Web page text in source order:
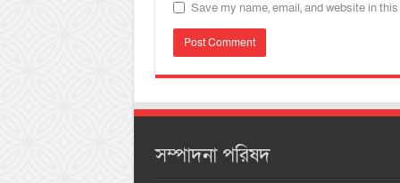
Save my name, email, and website in
সম্পাদনা পরিষদ